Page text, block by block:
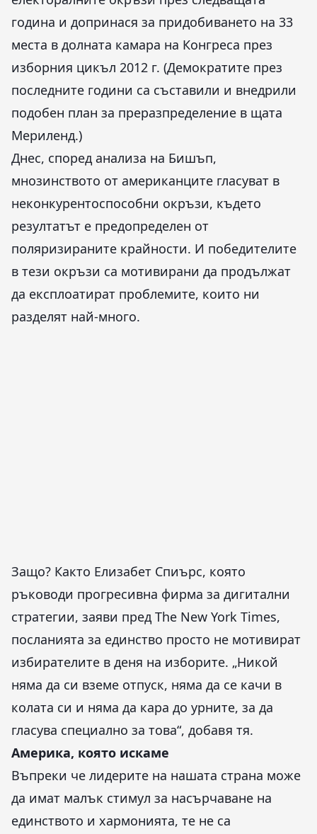
година и допринася за придобиването на 33
места в долната камара на Конгреса през
изборния цикъл 2012 г. (Демократите през
последните години са съставили и внедрили
подобен план за преразпределение в щата
Мериленд.)
Днес, според анализа на Бишъп,
мнозинството от американците гласуват в
неконкурентоспособни окръзи, където
резултатът е предопределен от
поляризираните крайности. И победителите
в тези окръзи са мотивирани да продължат
да експлоатират проблемите, които ни
разделят най-много.
Защо? Както Елизабет Спиърс, която
ръководи прогресивна фирма за дигитални
стратегии, заяви пред The New York Times,
посланията за единство просто не мотивират
избирателите в деня на изборите. „Никой
няма да си вземе отпуск, няма да се качи в
колата си и няма да кара до урните, за да
гласува специално за това“, добавя тя.
Америка, която искаме
Въпреки че лидерите на нашата страна може
да имат малък стимул за насърчаване на
единството и хармонията, те не са